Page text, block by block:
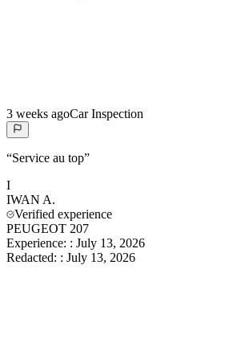
3 weeks agoCar Inspection
“Service au top”
I
IWAN A.
Verified experience
PEUGEOT 207
Experience: : July 13, 2026
Redacted: : July 13, 2026